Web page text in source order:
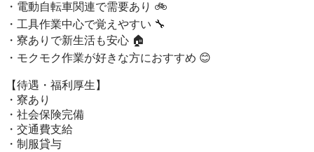
・電動自転車関連で需要あり 🚲
・工具作業中心で覚えやすい 🔧
・寮ありで新生活も安心 🏠
・モクモク作業が好きな方におすすめ 😊
【待遇・福利厚生】
・寮あり
・社会保険完備
・交通費支給
・制服貸与